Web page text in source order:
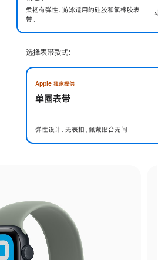
柔韧有弹性、游泳适用的硅胶和氟橡胶表
带。
选择表带款式:
Apple 独家提供
单圈表带
弹性设计、无表扣、佩戴贴合无间